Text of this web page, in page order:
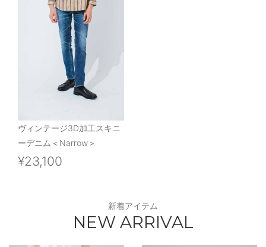
ヴィンテージ3D加工スキニ
ーデニム＜Narrow＞
¥23,100
新着アイテム
NEW ARRIVAL